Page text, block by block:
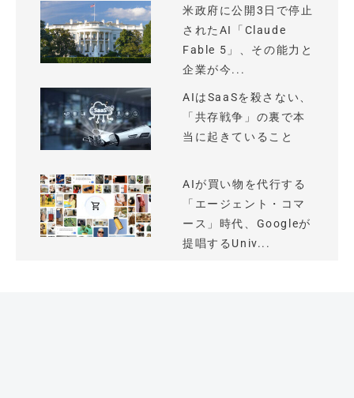
米政府に公開3日で停止
されたAI「Claude
Fable 5」、その能力と
企業が今...
AIはSaaSを殺さない、
「共存戦争」の裏で本
当に起きていること
AIが買い物を代行する
「エージェント・コマ
ース」時代、Googleが
提唱するUniv...